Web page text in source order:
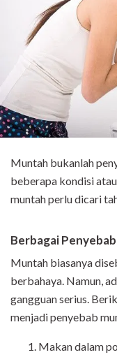
Muntah bukanlah
beberapa kondisi
muntah perlu dicari
Berbagai
Muntah biasanya
berbahaya. Namun,
gangguan serius.
menjadi penyebab
Makan dalam